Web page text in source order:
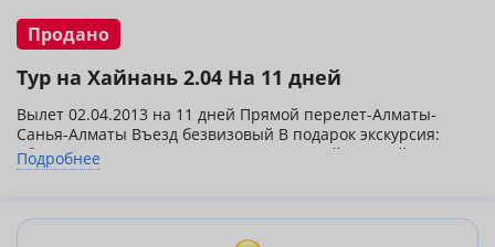
Продано
Тур на Хайнань 2.04 На 11 дней
Вылет 02.04.2013 на 11 дней Прямой перелет-Алматы-
Санья-Алматы Въезд безвизовый В подарок экскурсия:
обзорная по г.Санья, традиционная китайская чайная
церемония.
гид.
Подробнее